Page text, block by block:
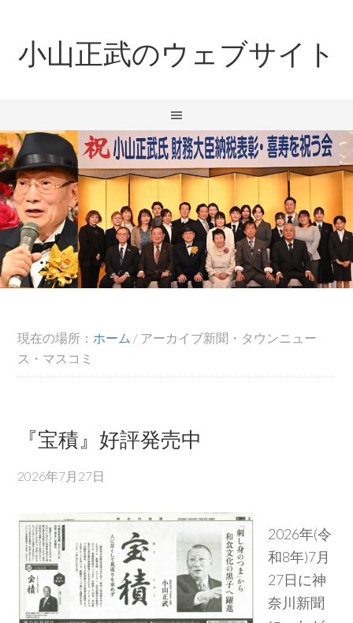
小山正武のウェブサイト
現在の場所： ホーム / アーカイブ新聞・タウンニュー
ス・マスコミ
『宝積』好評発売中
2026年7月27日
2026年(令
和8年)7月
27日に神
奈川新聞